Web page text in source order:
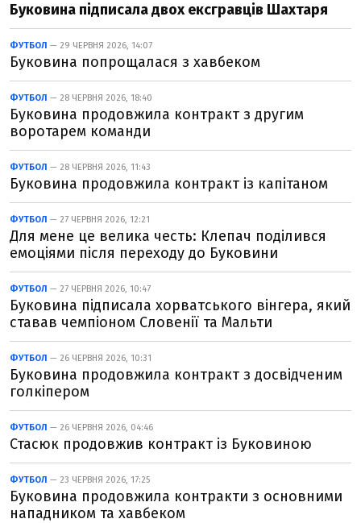
Буковина підписала двох ексгравців Шахтаря
ФУТБОЛ — 29 ЧЕРВНЯ 2026, 14:07
Буковина попрощалася з хавбеком
ФУТБОЛ — 28 ЧЕРВНЯ 2026, 18:40
Буковина продовжила контракт з другим
воротарем команди
ФУТБОЛ — 28 ЧЕРВНЯ 2026, 11:43
Буковина продовжила контракт із капітаном
ФУТБОЛ — 27 ЧЕРВНЯ 2026, 12:21
Для мене це велика честь: Клепач поділився
емоціями після переходу до Буковини
ФУТБОЛ — 27 ЧЕРВНЯ 2026, 10:47
Буковина підписала хорватського вінгера, який
ставав чемпіоном Словенії та Мальти
ФУТБОЛ — 26 ЧЕРВНЯ 2026, 10:31
Буковина продовжила контракт з досвідченим
голкіпером
ФУТБОЛ — 26 ЧЕРВНЯ 2026, 04:46
Стасюк продовжив контракт із Буковиною
ФУТБОЛ — 23 ЧЕРВНЯ 2026, 17:25
Буковина продовжила контракти з основними
нападником та хавбеком